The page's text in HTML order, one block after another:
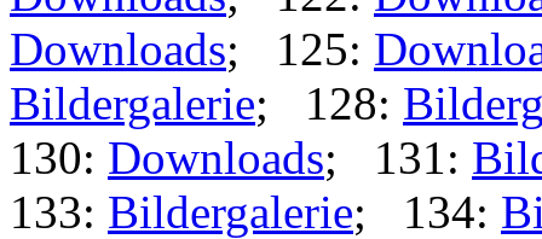
Downloads; 125:
Bildergalerie; 128:
130: Downloads; 131:
133: Bildergalerie; 134: